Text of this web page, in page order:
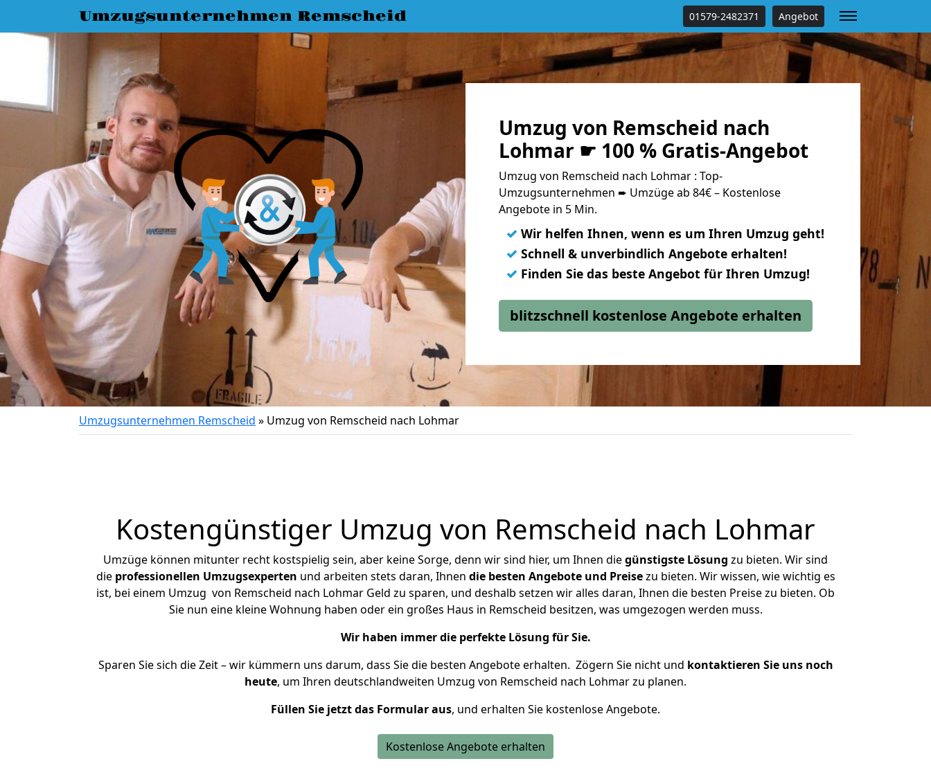
Umzugsunternehmen Remscheid 01579-2482371 Angebot
Umzug von Remscheid nach
Lohmar ☛ 100 % Gratis-Angebot
Umzug von Remscheid nach Lohmar : Top-
Umzugsunternehmen ➨ Umzüge ab 84€ – Kostenlose
Angebote in 5 Min.
✓ Wir helfen Ihnen, wenn es um Ihren Umzug geht!
✓ Schnell & unverbindlich Angebote erhalten!
✓ Finden Sie das beste Angebot für Ihren Umzug!
blitzschnell kostenlose Angebote erhalten
Umzugsunternehmen Remscheid » Umzug von Remscheid nach Lohmar
Kostengünstiger Umzug von Remscheid nach Lohmar
Umzüge können mitunter recht kostspielig sein, aber keine Sorge, denn wir sind hier, um Ihnen diegünstigste Lösung zu bieten. Wir sind
die professionellen Umzugsexperten und arbeiten stets daran, Ihnen die besten Angebote und Preisezu bieten. Wir wissen, wie wichtig es
ist, bei einem Umzug von Remscheid nach Lohmar Geld zu sparen, und deshalb setzen wir alles daran, Ihnen die besten Preise zu bieten. Ob
Sie nun eine kleine Wohnung haben oder ein großes Haus in Remscheid besitzen, was umgezogen werden muss.
Wir haben immer die perfekte Lösung für Sie.
Sparen Sie sich die Zeit – wir kümmern uns darum, dass Sie die besten Angebote erhalten. Zögern Sie nicht und kontaktieren Sie uns noch
heute, um Ihren deutschlandweiten Umzug von Remscheid nach Lohmar zu planen.
Füllen Sie jetzt das Formular aus, und erhalten Sie kostenlose Angebote.
Kostenlose Angebote erhalten